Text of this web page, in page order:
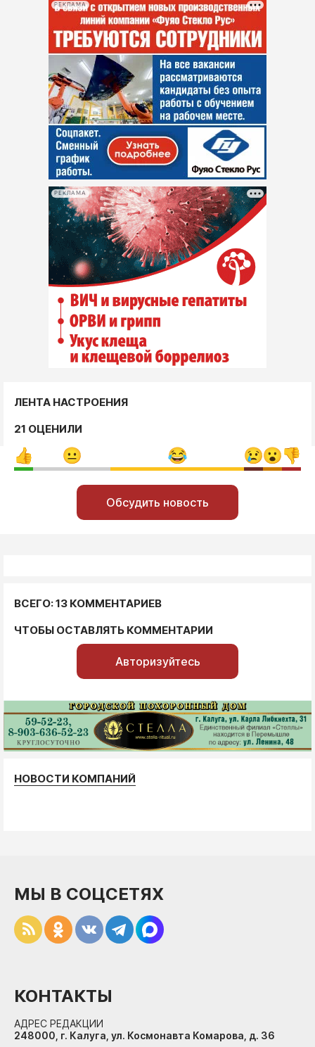
РЕКЛАМА
РЕКЛАМА
ЛЕНТА НАСТРОЕНИЯ
21 ОЦЕНИЛИ
Обсудить новость
ВСЕГО: 13 КОММЕНТАРИЕВ
ЧТОБЫ ОСТАВЛЯТЬ КОММЕНТАРИИ
Авторизуйтесь
НОВОСТИ КОМПАНИЙ
МЫ В СОЦСЕТЯХ
КОНТАКТЫ
АДРЕС РЕДАКЦИИ
248000, г. Калуга, ул. Космонавта Комарова, д. 36